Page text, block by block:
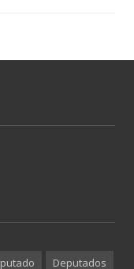
Deputados